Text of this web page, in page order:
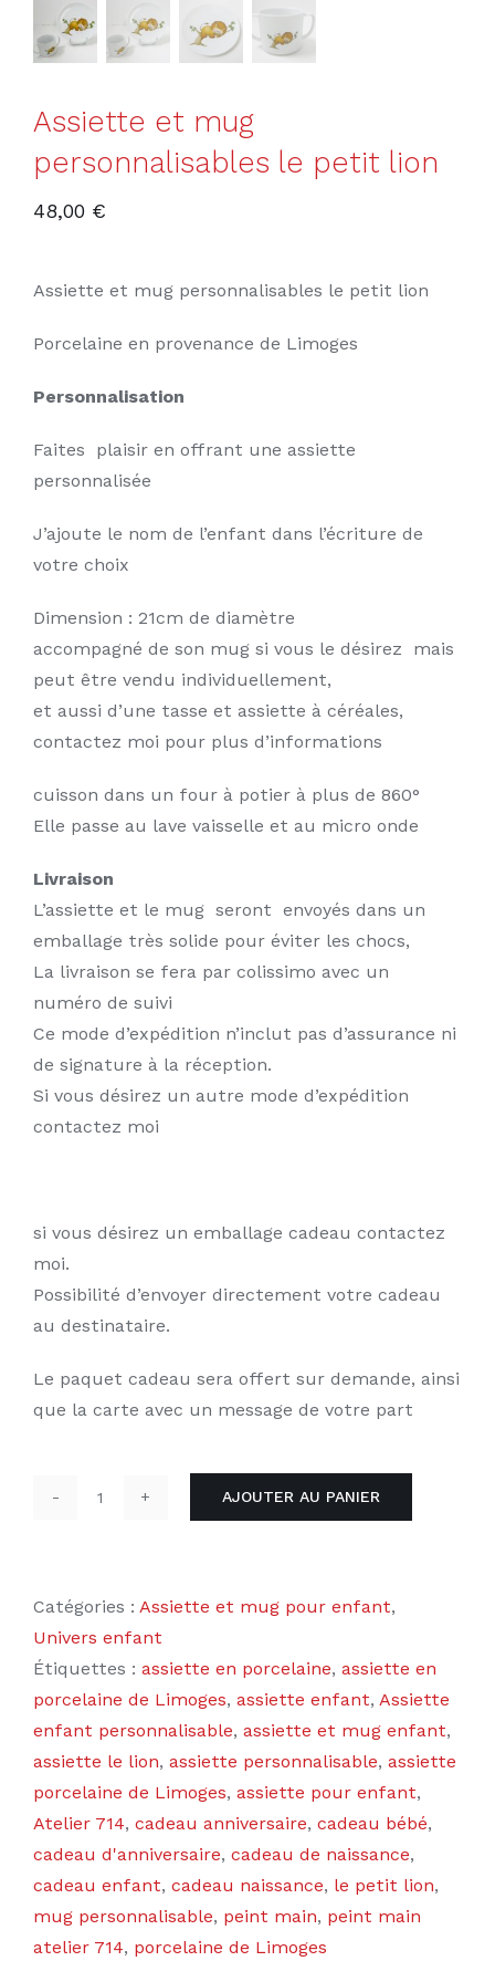
Assiette et mug
personnalisables le petit lion
48,00 €
Assiette et mug personnalisables le petit lion
Porcelaine en provenance de Limoges
Personnalisation
Faites plaisir en offrant une assiette
personnalisée
J’ajoute le nom de l’enfant dans l’écriture de
votre choix
Dimension : 21cm de diamètre
accompagné de son mug si vous le désirez mais
peut être vendu individuellement,
et aussi d’une tasse et assiette à céréales,
contactez moi pour plus d’informations
cuisson dans un four à potier à plus de 860°
Elle passe au lave vaisselle et au micro onde
Livraison
L’assiette et le mug seront envoyés dans un
emballage très solide pour éviter les chocs,
La livraison se fera par colissimo avec un
numéro de suivi
Ce mode d’expédition n’inclut pas d’assurance ni
de signature à la réception.
Si vous désirez un autre mode d’expédition
contactez moi
si vous désirez un emballage cadeau contactez
moi.
Possibilité d’envoyer directement votre cadeau
au destinataire.
Le paquet cadeau sera offert sur demande, ainsi
que la carte avec un message de votre part
et
mug
personnalisables
le
petit
lion
AJOUTER AU PANIER
Catégories : Assiette et mug pour enfant,
Univers enfant
Étiquettes : assiette en porcelaine, assiette en
porcelaine de Limoges, assiette enfant, Assiette
enfant personnalisable, assiette et mug enfant,
assiette le lion, assiette personnalisable, assiette
porcelaine de Limoges, assiette pour enfant,
Atelier 714, cadeau anniversaire, cadeau bébé,
cadeau d'anniversaire, cadeau de naissance,
cadeau enfant, cadeau naissance, le petit lion,
mug personnalisable, peint main, peint main
atelier 714, porcelaine de Limoges